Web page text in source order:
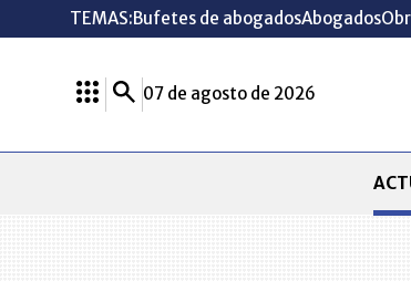
TEMAS:Bufetes de abogadosAbogados
07 de agosto de 2026